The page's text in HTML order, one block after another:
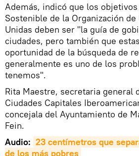
Además, indicó que los
Sostenible de la Organización de
Unidas deben ser "la guía de
ciudades, pero también que
oportunidad de la búsqueda de
generalmente es uno de los
tenemos".
Rita Maestre, secretaria general
Ciudades Capitales
concejala del Ayuntamiento de
Fein.
Audio: 23 centímetros que
de los más pobres